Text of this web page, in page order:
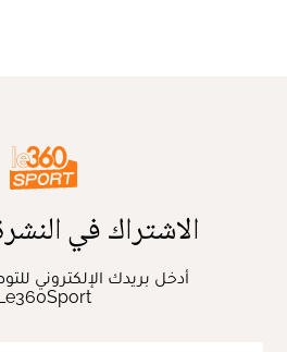
الاشتراك في
أدخل بريدك الإلكتروني